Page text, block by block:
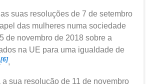
suas resoluções de 7 de setembro
das mulheres numa sociedade
de novembro de 2018 sobre a
na UE para uma igualdade de
[6],
sua resolução de 11 de novembro